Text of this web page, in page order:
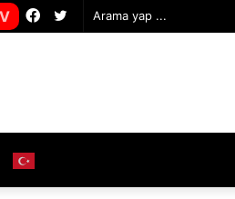
Twitter
Facebook